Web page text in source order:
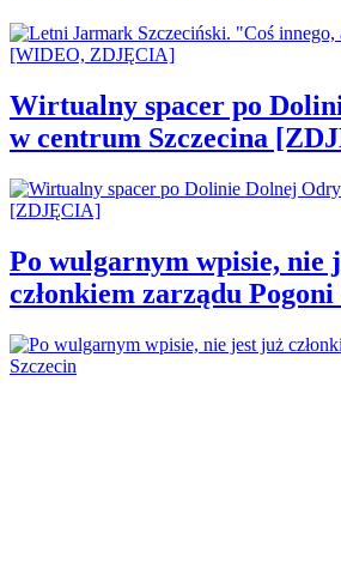
Wirtualny spacer po
w centrum Szczecina
Po wulgarnym wpisie, nie
członkiem zarządu Pogoni